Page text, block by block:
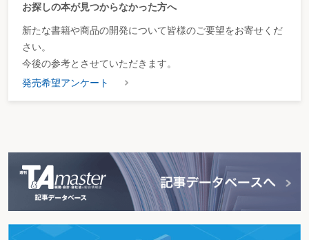
お探しの本が見つからなかった方へ
新たな書籍や商品の開発について皆様のご要望をお寄せくだ
さい。
今後の参考とさせていただきます。
発売希望アンケート